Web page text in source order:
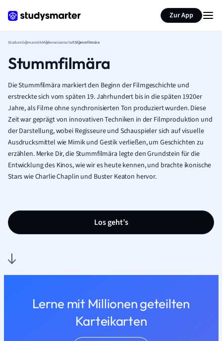
Zur App
StudiumGermanistikMedienwissenschaftStummfilmära
Stummfilmära
Die Stummfilmära markiert den Beginn der Filmgeschichte und
erstreckte sich vom späten 19. Jahrhundert bis in die späten 1920er
Jahre, als Filme ohne synchronisierten Ton produziert wurden. Diese
Zeit war geprägt von innovativen Techniken in der Filmproduktion und
der Darstellung, wobei Regisseure und Schauspieler sich auf visuelle
Ausdrucksmittel wie Mimik und Gestik verließen, um Geschichten zu
erzählen. Merke Dir, die Stummfilmära legte den Grundstein für die
Entwicklung des Kinos, wie wir es heute kennen, und brachte ikonische
Stars wie Charlie Chaplin und Buster Keaton hervor.
Los geht’s
Lerne mit Millionen geteilten
Karteikarten